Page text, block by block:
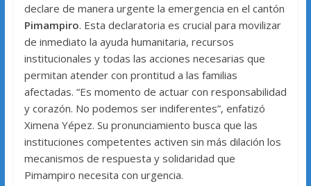
declare de manera urgente la emergencia en el cantón
Pimampiro. Esta declaratoria es crucial para movilizar
de inmediato la ayuda humanitaria, recursos
institucionales y todas las acciones necesarias que
permitan atender con prontitud a las familias
afectadas. “Es momento de actuar con responsabilidad
y corazón. No podemos ser indiferentes”, enfatizó
Ximena Yépez. Su pronunciamiento busca que las
instituciones competentes activen sin más dilación los
mecanismos de respuesta y solidaridad que
Pimampiro necesita con urgencia.